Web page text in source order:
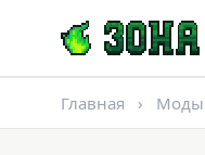
Главная › Моды